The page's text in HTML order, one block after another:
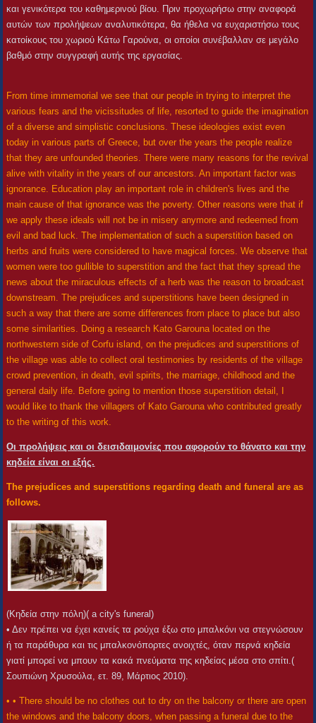
και γενικότερα του καθημερινού βίου. Πριν προχωρήσω στην αναφορά
αυτών των προλήψεων αναλυτικότερα, θα ήθελα να ευχαριστήσω τους
κατοίκους του χωριού Κάτω Γαρούνα, οι οποίοι συνέβαλλαν σε μεγάλο
βαθμό στην συγγραφή αυτής της εργασίας.
From time immemorial we see that our people in trying to interpret the
various fears and the vicissitudes of life, resorted to guide the imagination
of a diverse and simplistic conclusions. These ideologies exist even
today in various parts of Greece, but over the years the people realize
that they are unfounded theories. There were many reasons for the revival
alive with vitality in the years of our ancestors. An important factor was
ignorance. Education play an important role in children's lives and the
main cause of that ignorance was the poverty. Other reasons were that if
we apply these ideals will not be in misery anymore and redeemed from
evil and bad luck. The implementation of such a superstition based on
herbs and fruits were considered to have magical forces. We observe that
women were too gullible to superstition and the fact that they spread the
news about the miraculous effects of a herb was the reason to broadcast
downstream. The prejudices and superstitions have been designed in
such a way that there are some differences from place to place but also
some similarities. Doing a research Kato Garouna located on the
northwestern side of Corfu island, on the prejudices and superstitions of
the village was able to collect oral testimonies by residents of the village
crowd prevention, in death, evil spirits, the marriage, childhood and the
general daily life. Before going to mention those superstition detail, I
would like to thank the villagers of Kato Garouna who contributed greatly
to the writing of this work.
Οι προλήψεις και οι δεισιδαιμονίες που αφορούν το θάνατο και την
κηδεία είναι οι εξής.
The prejudices and superstitions regarding death and funeral are as
follows.
(Κηδεία στην πόλη)( a city's funeral)
• Δεν πρέπει να έχει κανείς τα ρούχα έξω στο μπαλκόνι να στεγνώσουν
ή τα παράθυρα και τις μπαλκονόπορτες ανοιχτές, όταν περνά κηδεία
γιατί μπορεί να μπουν τα κακά πνεύματα της κηδείας μέσα στο σπίτι.(
Σουπιώνη Χρυσούλα, ετ. 89, Μάρτιος 2010).
• • There should be no clothes out to dry on the balcony or there are open
the windows and the balcony doors, when passing a funeral due to the